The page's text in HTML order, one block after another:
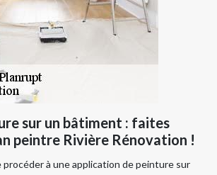
sur un bâtiment : faites
peintre Rivière Rénovation !
procéder à une application de peinture sur